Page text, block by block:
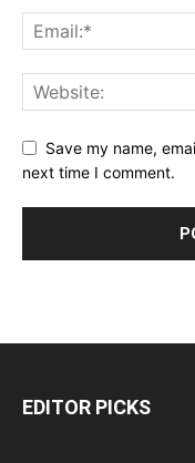
Save my name,
next time I comment.
EDITOR PICKS